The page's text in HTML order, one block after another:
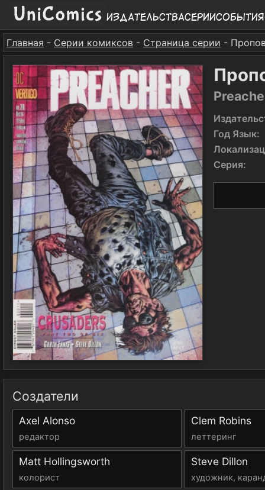
ИздательстваСерииСобытия
Главная - Серии комиксов - Страница серии -
Год Язык:
Серия:
Создатели
Axel Alonso
редактор
Clem Robins
леттеринг
Matt Hollingsworth
колорист
Steve Dillon
художник,